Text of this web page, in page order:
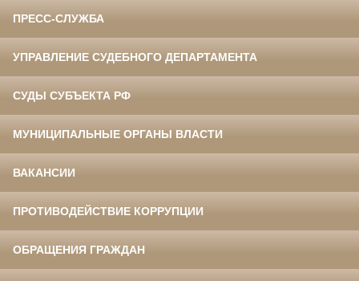
ПРЕСС-СЛУЖБА
УПРАВЛЕНИЕ СУДЕБНОГО ДЕПАРТАМЕНТА
СУДЫ СУБЪЕКТА РФ
МУНИЦИПАЛЬНЫЕ ОРГАНЫ ВЛАСТИ
ВАКАНСИИ
ПРОТИВОДЕЙСТВИЕ КОРРУПЦИИ
ОБРАЩЕНИЯ ГРАЖДАН